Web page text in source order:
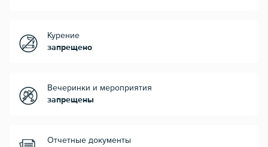
Курение
запрещено
Вечеринки и мероприятия
запрещены
Отчетные документы